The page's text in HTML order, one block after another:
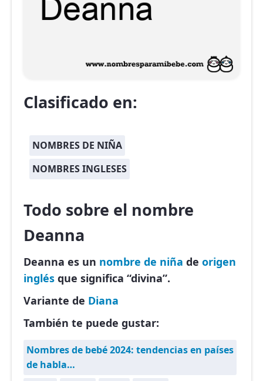
Clasificado en:
NOMBRES DE NIÑA
NOMBRES INGLESES
Todo sobre el nombre
Deanna
Deanna es un nombre de niña de origen
inglés que significa “divina”.
Variante de Diana
También te puede gustar:
Nombres de bebé 2024: tendencias en países
de habla…